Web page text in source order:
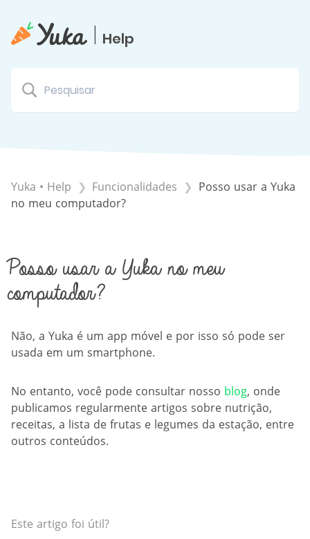
| Help
Yuka • Help ​Funcionalidades
Posso usar a Yuka
no meu computador?
Posso usar a Yuka no meu
computador?
Não, a Yuka é um app móvel e por isso só pode ser
usada em um smartphone.
No entanto, você pode consultar nosso blog, onde
publicamos regularmente artigos sobre nutrição,
receitas, a lista de frutas e legumes da estação, entre
outros conteúdos.
Este artigo foi útil?